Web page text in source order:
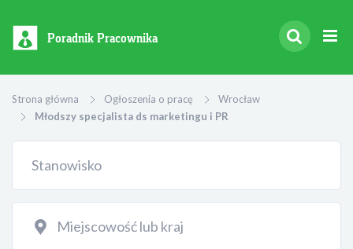
Poradnik Pracownika
Strona główna Ogłoszenia o pracę
Wrocław
Młodszy specjalista ds marketingu i PR